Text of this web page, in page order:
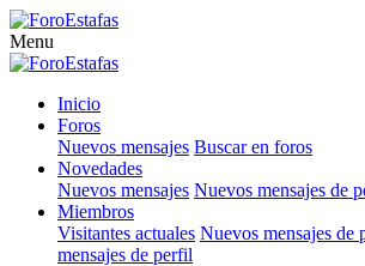
Menu
Inicio
Foros
Nuevos mensajes Buscar en foros
Novedades
Nuevos mensajes Nuevos mensajes de
Miembros
Visitantes actuales Nuevos mensajes de
mensajes de perfil